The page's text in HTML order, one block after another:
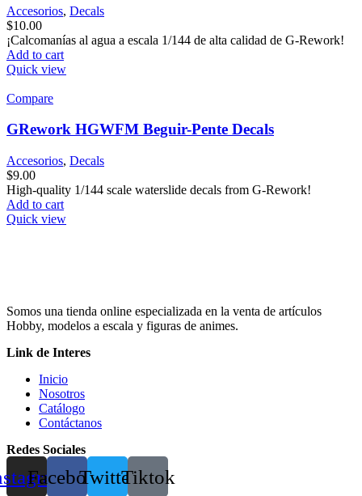
Accesorios, Decals
$10.00
¡Calcomanías al agua a escala 1/144 de alta calidad de G-Rework!
Add to cart
Quick view
Compare
GRework HGWFM Beguir-Pente Decals
Accesorios, Decals
$9.00
High-quality 1/144 scale waterslide decals from G-Rework!
Add to cart
Quick view
Somos una tienda online especializada en la venta de artículos
Hobby, modelos a escala y figuras de animes.
Link de Interes
Inicio
Nosotros
Catálogo
Contáctanos
Redes Sociales
FacebookTwitterTiktok